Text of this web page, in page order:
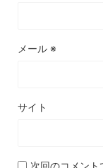
メール ※
サイト
次回のコメン